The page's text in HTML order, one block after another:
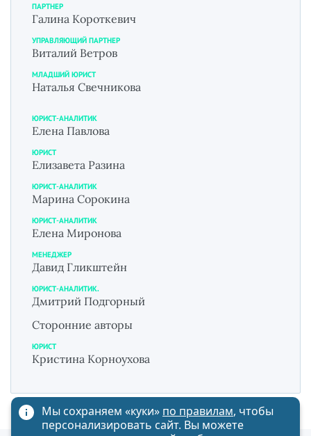
ПАРТНЕР
Галина Короткевич
УПРАВЛЯЮЩИЙ ПАРТНЕР
Виталий Ветров
МЛАДШИЙ ЮРИСТ
Наталья Свечникова
ЮРИСТ-АНАЛИТИК
Елена Павлова
ЮРИСТ
Елизавета Разина
ЮРИСТ-АНАЛИТИК
Марина Сорокина
ЮРИСТ-АНАЛИТИК
Елена Миронова
МЕНЕДЖЕР
Давид Гликштейн
ЮРИСТ-АНАЛИТИК.
Дмитрий Подгорный
Сторонние авторы
ЮРИСТ
Кристина Корноухова
Мы сохраняем «куки» по правилам, чтобы
персонализировать сайт. Вы можете